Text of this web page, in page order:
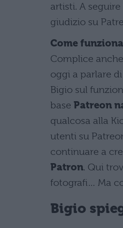
artisti. A
giudizio su
Come
Complice anche
oggi a parlare
Bigio sul
base Patreon
qualcosa alla
utenti su
continuare a
Patron. Qui
fotografi… Ma
Bigio